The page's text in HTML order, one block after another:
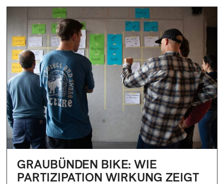
GRAUBÜNDEN BIKE: WIE
PARTIZIPATION WIRKUNG ZEIGT